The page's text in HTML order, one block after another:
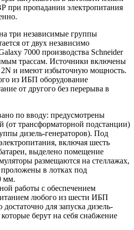
при пропадании электропитания
три независимые группы
от двух независимо
7000 производства Schneider
трассам. Источники включены
2N и имеют избыточную мощность.
из ИБП оборудование
от другого без перерыва в
по вводу: предусмотрены
(от трансформаторной подстанции)
дизель-генераторов). Под
включая шесть
выделено помещение
размещаются на стеллажах,
в лотках под
мм.
работы с обеспечением
любого из шести ИБП
для запуска дизель-
берут на себя снабжение